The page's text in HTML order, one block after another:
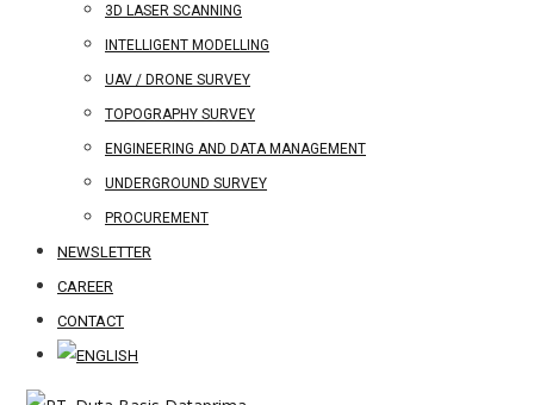
3D LASER SCANNING
INTELLIGENT MODELLING
UAV / DRONE SURVEY
TOPOGRAPHY SURVEY
ENGINEERING AND DATA MANAGEMENT
UNDERGROUND SURVEY
PROCUREMENT
NEWSLETTER
CAREER
CONTACT